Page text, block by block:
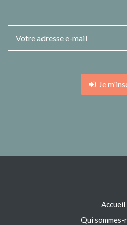
Je
Accueil
Qui sommes-